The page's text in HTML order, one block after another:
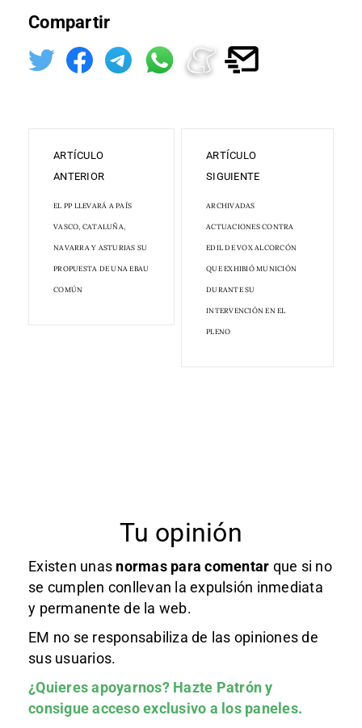
Compartir
ARTÍCULO
ANTERIOR
EL PP LLEVARÁ A PAÍS
VASCO, CATALUÑA,
NAVARRA Y ASTURIAS SU
PROPUESTA DE UNA EBAU
COMÚN
ARTÍCULO
SIGUIENTE
ARCHIVADAS
ACTUACIONES CONTRA
EDIL DE VOX ALCORCÓN
QUE EXHIBIÓ MUNICIÓN
DURANTE SU
INTERVENCIÓN EN EL
PLENO
Tu opinión
Existen unas normas para comentar que si no
se cumplen conllevan la expulsión inmediata
y permanente de la web.
EM no se responsabiliza de las opiniones de
sus usuarios.
¿Quieres apoyarnos? Hazte Patróny
consigue acceso exclusivo a los paneles.